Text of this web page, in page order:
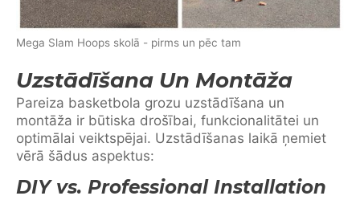
Mega Slam Hoops skolā - pirms un pēc tam
Uzstādīšana Un Montāža
Pareiza basketbola grozu uzstādīšana un
montāža ir būtiska drošībai, funkcionalitātei un
optimālai veiktspējai. Uzstādīšanas laikā ņemiet
vērā šādus aspektus:
DIY vs. Professional Installation